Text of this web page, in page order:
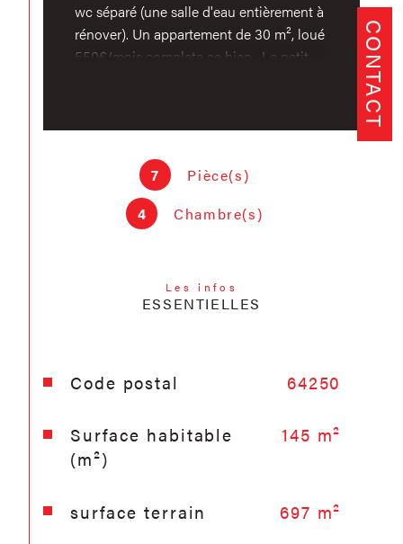
CONTACT
7
Pièce(s)
4
Chambre(s)
Les infos
ESSENTIELLES
Caractéristiques Valeurs
Code postal 64250
Surface habitable
(m²)
145 m²
surface terrain 697 m²
wc séparé (une salle d'eau entièrement à
rénover). Un appartement de 30 m², loué
550€/mois complete ce bien . Le petit
DPE en cours de réalisation